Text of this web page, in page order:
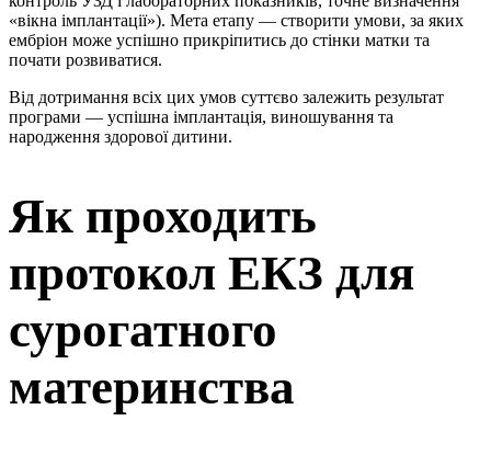
«вікна імплантації»). Мета етапу — створити умови, за яких
ембріон може успішно прикріпитись до стінки матки та
почати розвиватися.
Від дотримання всіх цих умов суттєво залежить результат
програми — успішна імплантація, виношування та
народження здорової дитини.
Як проходить
протокол ЕКЗ для
сурогатного
материнства